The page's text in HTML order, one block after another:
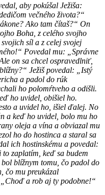
aby pokúšal Ježiša:
večného života?“
Ako tam čítaš?“ On
Boha, z celého svojho
síl a z celej svojej
Povedal mu: „Správne
on sa chcel ospravedlniť,
Ježiš povedal: „Istý
a padol do rúk
ho polomŕtveho a odišli.
ho uvidel, obišiel ho.
a uvidel ho, išiel ďalej. No
a keď ho uvidel, bolo mu ho
oleja a vína a obviazal mu
ho do hostinca a staral sa
ich hostinskému a povedal:
to zaplatím, keď sa budem
blížnym tomu, čo padol do
čo mu preukázal
a rob aj ty podobne!“